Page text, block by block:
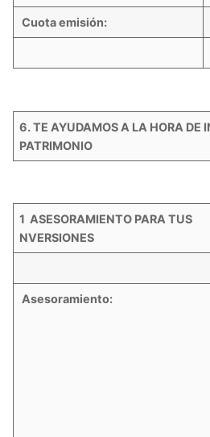
Cuota emisión:
6. TE AYUDAMOS A LA HORA DE
PATRIMONIO
1 ASESORAMIENTO PARA TUS
NVERSIONES
Asesoramiento: